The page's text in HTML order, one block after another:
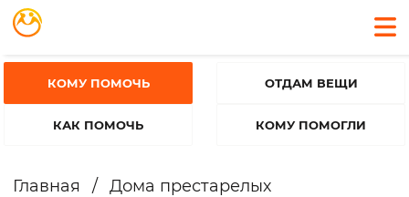
КОМУ ПОМОЧЬ
КАК ПОМОЧЬ
ОТДАМ ВЕЩИ
КОМУ ПОМОГЛИ
Главная / Дома престарелых